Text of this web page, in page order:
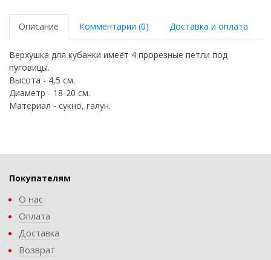
Описание Комментарии (0) Доставка и оплата
Верхушка для кубанки имеет 4 прорезные петли под
пуговицы.
Высота - 4,5 см.
Диаметр - 18-20 см.
Материал - сукно, галун.
Покупателям
О нас
Оплата
Доставка
Возврат